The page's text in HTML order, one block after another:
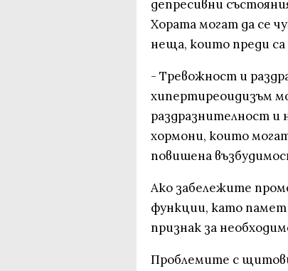
депресивни
Хората могат да се
неща, които преди
- Тревожност и
хипертиреоидизъм
раздразнителност и
хормони, които
повишена
Ако забележите
функции, като
признак за
Проблемите с